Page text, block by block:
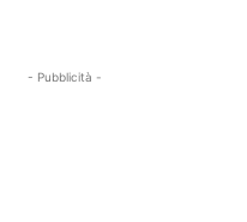
- Pubblicità -